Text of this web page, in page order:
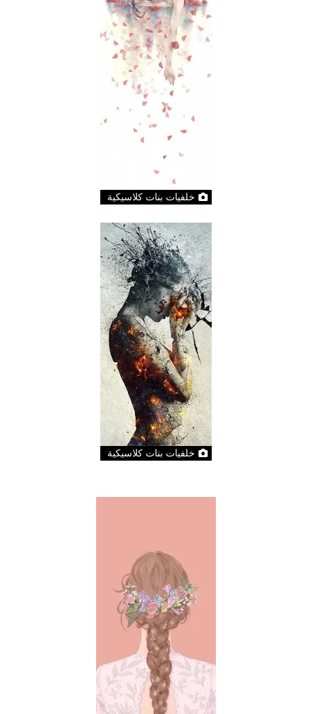
خلفيات بنات كلاسيكية
خلفيات بنات كلاسيكية